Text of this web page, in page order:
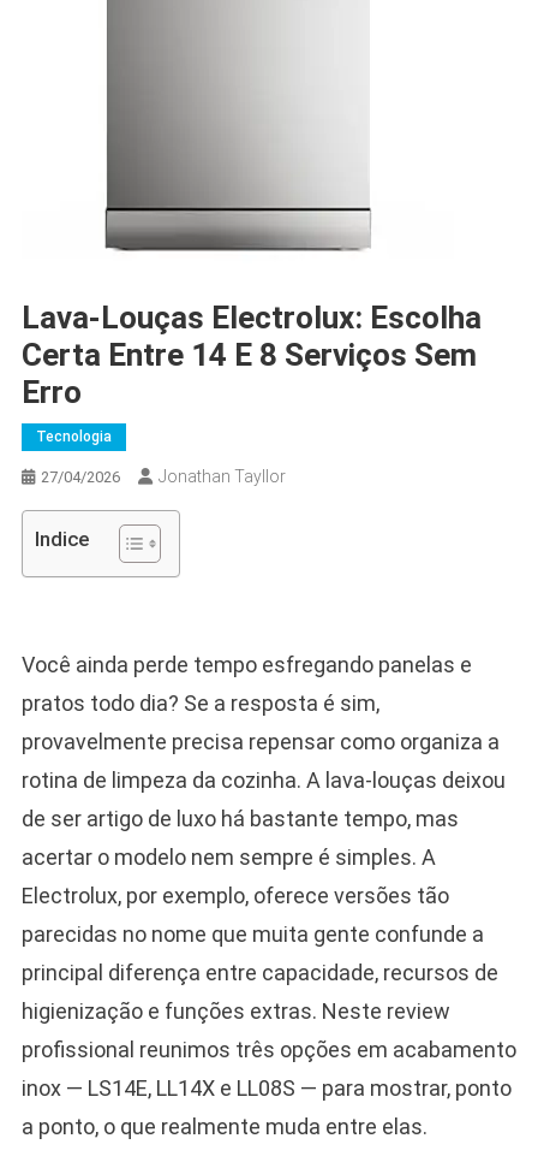
Lava-Louças Electrolux: Escolha
Certa Entre 14 E 8 Serviços Sem
Erro
Tecnologia
27/04/2026 Jonathan Tayllor
Indice
Você ainda perde tempo esfregando panelas e
pratos todo dia? Se a resposta é sim,
provavelmente precisa repensar como organiza a
rotina de limpeza da cozinha. A lava-louças deixou
de ser artigo de luxo há bastante tempo, mas
acertar o modelo nem sempre é simples. A
Electrolux, por exemplo, oferece versões tão
parecidas no nome que muita gente confunde a
principal diferença entre capacidade, recursos de
higienização e funções extras. Neste review
profissional reunimos três opções em acabamento
inox — LS14E, LL14X e LL08S — para mostrar, ponto
a ponto, o que realmente muda entre elas.